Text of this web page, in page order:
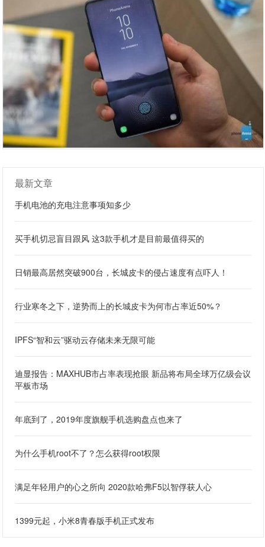
最新文章
手机电池的充电注意事项知多少
买手机切忌盲目跟风 这3款手机才是目前最值得买的
日销最高居然突破900台，长城皮卡的侵占速度有点吓人！
行业寒冬之下，逆势而上的长城皮卡为何市占率近50%？
IPFS“智和云”驱动云存储未来无限可能
迪显报告：MAXHUB市占率表现抢眼 新品将布局全球万亿级会议
平板市场
年底到了，2019年度旗舰手机选购盘点也来了
为什么手机root不了？怎么获得root权限
满足年轻用户的心之所向 2020款哈弗F5以智俘获人心
1399元起，小米8青春版手机正式发布